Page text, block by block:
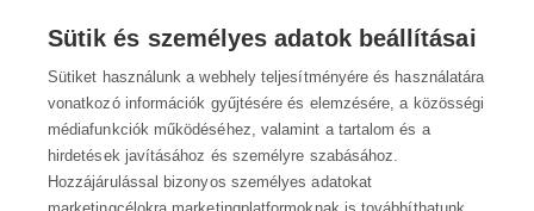
A vásárlásról
Kapcsolat
Sütik és személyes adatok beállításai
Sütiket használunk a webhely teljesítményére és használatára
vonatkozó információk gyűjtésére és elemzésére, a közösségi
médiafunkciók működéséhez, valamint a tartalom és a
hirdetések javításához és személyre szabásához.
Hozzájárulással bizonyos személyes adatokat